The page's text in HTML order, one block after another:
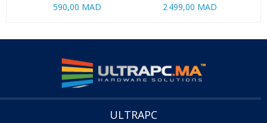
590,00 MAD 2 499,00 MAD
ULTRAPC